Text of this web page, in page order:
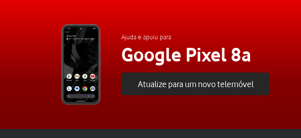
Ajuda e apoio para
Google Pixel 8a
Atualize para um novo telemóvel